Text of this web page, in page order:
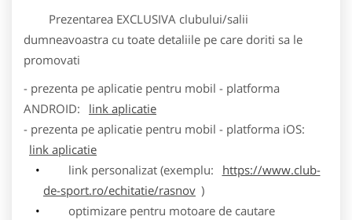
Prezentarea EXCLUSIVA clubului/salii
dumneavoastra cu toate detaliile pe care doriti sa le
promovati
- prezenta pe aplicatie pentru mobil - platforma
ANDROID:
link aplicatie
- prezenta pe aplicatie pentru mobil - platforma iOS:
link aplicatie
link personalizat (exemplu:
https://www.club-
de-sport.ro/echitatie/rasnov )
optimizare pentru motoare de cautare